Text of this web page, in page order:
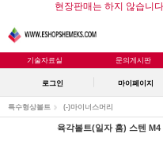
현장판매는 하지 않습니
기술자료실 문의게시판
로그인 마이페이지
특수형상볼트 (-)마이너스머리
육각볼트(일자 홈) 스텐